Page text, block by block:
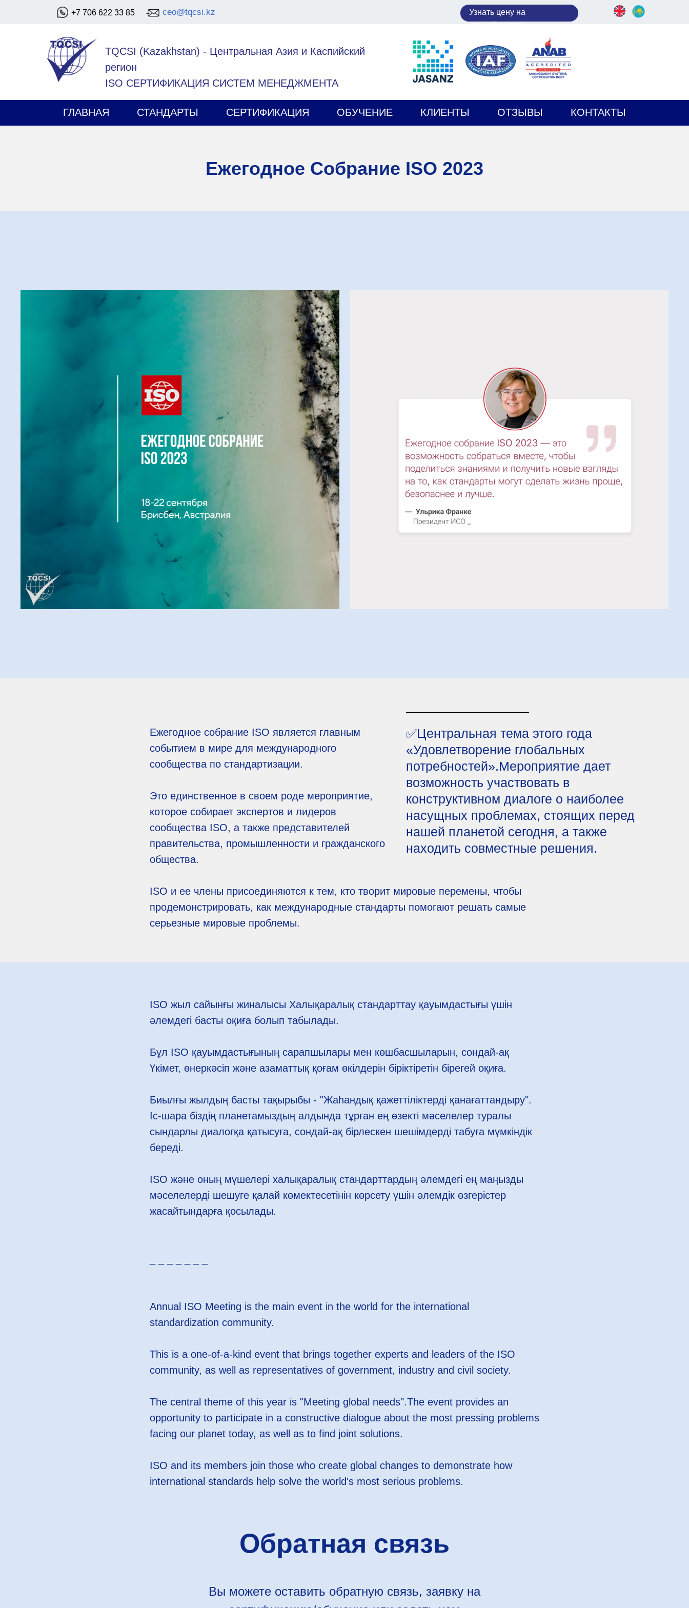
+7 706 622 33 85 ceo@tqcsi.kz Узнать цену на
сертификацию
TQCSI (Kazakhstan) - Центральная Азия и Каспийский
регион
ISO СЕРТИФИКАЦИЯ СИСТЕМ МЕНЕДЖМЕНТА
ГЛАВНАЯ СТАНДАРТЫ СЕРТИФИКАЦИЯ ОБУЧЕНИЕ КЛИЕНТЫ ОТЗЫВЫ КОНТАКТЫ
Ежегодное Собрание ISO 2023
✅️Центральная тема этого года
«Удовлетворение глобальных
потребностей».Мероприятие дает
возможность участвовать в
конструктивном диалоге о наиболее
насущных проблемах, стоящих перед
нашей планетой сегодня, а также
находить совместные решения.
Ежегодное собрание ISO является главным
событием в мире для международного
сообщества по стандартизации.
Это единственное в своем роде мероприятие,
которое собирает экспертов и лидеров
сообщества ISO, а также представителей
правительства, промышленности и гражданского
общества.
ISO и ее члены присоединяются к тем, кто творит мировые перемены, чтобы
продемонстрировать, как международные стандарты помогают решать самые
серьезные мировые проблемы.
ISO жыл сайынғы жиналысы Халықаралық стандарттау қауымдастығы үшін
әлемдегі басты оқиға болып табылады.
Бұл ISO қауымдастығының сарапшылары мен көшбасшыларын, сондай-ақ
Үкімет, өнеркәсіп және азаматтық қоғам өкілдерін біріктіретін бірегей оқиға.
Биылғы жылдың басты тақырыбы - "Жаһандық қажеттіліктерді қанағаттандыру".
Іс-шара біздің планетамыздың алдында тұрған ең өзекті мәселелер туралы
сындарлы диалогқа қатысуға, сондай-ақ бірлескен шешімдерді табуға мүмкіндік
береді.
ISO және оның мүшелері халықаралық стандарттардың әлемдегі ең маңызды
мәселелерді шешуге қалай көмектесетінін көрсету үшін әлемдік өзгерістер
жасайтындарға қосылады.
Annual ISO Meeting is the main event in the world for the international
standardization community.
This is a one-of-a-kind event that brings together experts and leaders of the ISO
community, as well as representatives of government, industry and civil society.
The central theme of this year is "Meeting global needs".The event provides an
opportunity to participate in a constructive dialogue about the most pressing problems
facing our planet today, as well as to find joint solutions.
ISO and its members join those who create global changes to demonstrate how
international standards help solve the world's most serious problems.
Обратная связь
Вы можете оставить обратную связь, заявку на